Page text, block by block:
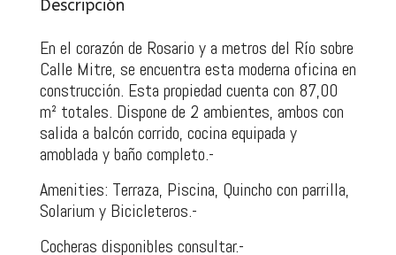
Descripción
En el corazón de Rosario y a metros del Río sobre
Calle Mitre, se encuentra esta moderna oficina en
construcción. Esta propiedad cuenta con 87,00
m² totales. Dispone de 2 ambientes, ambos con
salida a balcón corrido, cocina equipada y
amoblada y baño completo.-
Amenities: Terraza, Piscina, Quincho con parrilla,
Solarium y Bicicleteros.-
Cocheras disponibles consultar.-